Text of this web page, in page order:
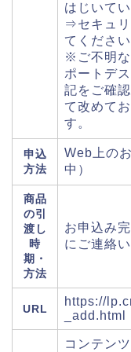
はじいてい
⇒セキュリ
てください
※ご不明な
ポートデ
記をご確
て改めて
す。
申込
方法
Web上の
中）
商品
の引
渡し
時
期・
方法
お申込み
にご連絡
URL
https://
_add.html
コンテン